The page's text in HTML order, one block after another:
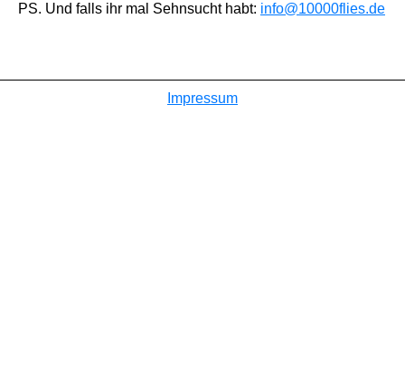
PS. Und falls ihr mal Sehnsucht habt: info@10000flies.de
Impressum